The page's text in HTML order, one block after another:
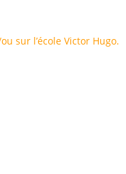
sur l’école Victor Hugo.